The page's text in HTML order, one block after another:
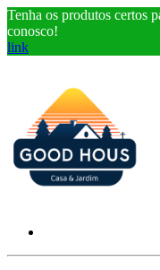
Tenha os produtos certos
conosco!
link